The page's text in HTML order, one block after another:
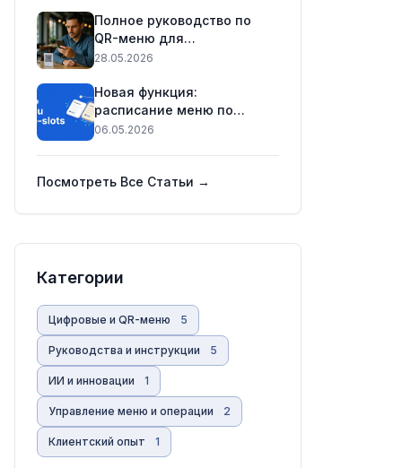
Полное руководство по
QR-меню для
ресторанов в 2026 году
28.05.2026
Новая функция:
расписание меню по
временным интервалам
06.05.2026
Посмотреть Все Статьи →
Категории
Цифровые и QR-меню 5
Руководства и инструкции 5
ИИ и инновации 1
Управление меню и операции 2
Клиентский опыт 1